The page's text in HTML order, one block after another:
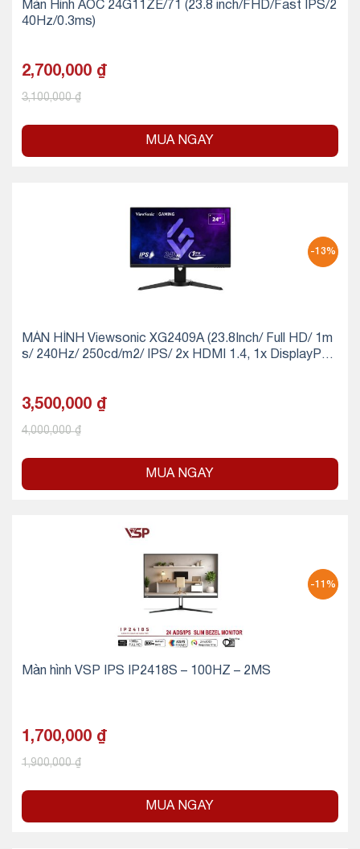
Màn Hình AOC 24G11ZE/71 (23.8 inch/FHD/Fast IPS/2
40Hz/0.3ms)
2,700,000 ₫
3,100,000₫
MUA NGAY
-13%
MÀN HÌNH Viewsonic XG2409A (23.8Inch/ Full HD/ 1m
s/ 240Hz/ 250cd/m2/ IPS/ 2x HDMI 1.4, 1x DisplayPor
3,500,000 ₫
4,000,000₫
MUA NGAY
-11%
Màn hình VSP IPS IP2418S – 100HZ – 2MS
1,700,000 ₫
1,900,000₫
MUA NGAY